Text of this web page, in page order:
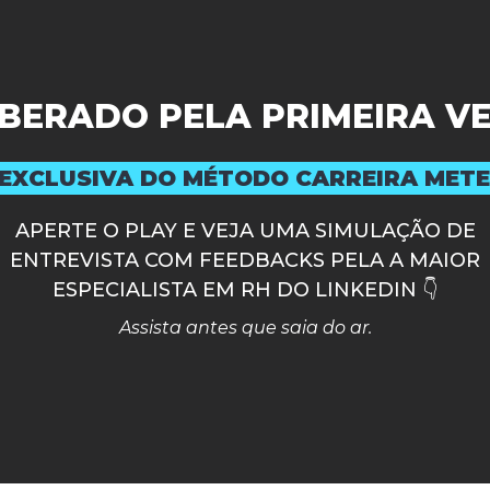
PELA PRIMEIRA
DO MÉTODO CARREIRA
APERTE O PLAY E VEJA UMA SIMULAÇÃO DE
ENTREVISTA COM FEEDBACKS PELA A MAIOR
ESPECIALISTA EM RH DO LINKEDIN 👇
Assista antes que saia do ar.